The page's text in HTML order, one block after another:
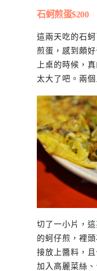
石蚵煎蛋$200
這兩天吃的石
煎蛋，感到頗
上桌的時候，
太大了吧。兩
切了一小片，
的蚵仔煎，裡
接放上醬料，
加入高麗菜絲